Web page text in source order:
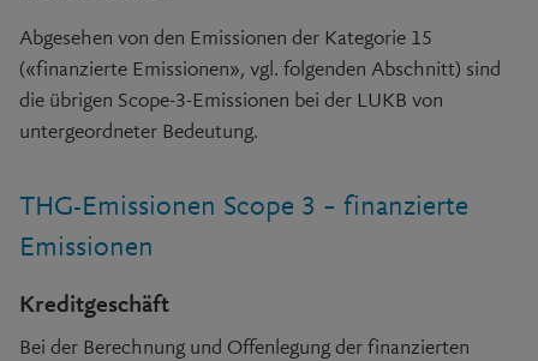
Abgesehen von den Emissionen der Kategorie 15
(«finanzierte Emissionen», vgl. folgenden Abschnitt) sind
die übrigen Scope-3-Emissionen bei der LUKB von
untergeordneter Bedeutung.
THG-Emissionen Scope 3 – finanzierte
Emissionen
Kreditgeschäft
Bei der Berechnung und Offenlegung der finanzierten